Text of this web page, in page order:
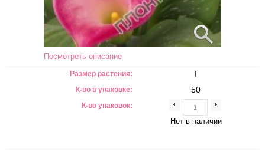
Посмотреть описание
Размер растения:
К-во в упаковке:
К-во упаковок:
I
50
Нет в наличии